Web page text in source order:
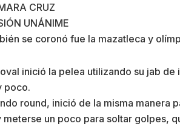
CRUZ
UNÁNIME
se coronó fue la mazatleca y
inició la pelea utilizando su jab
poco.
round, inició de la misma manera
meterse un poco para soltar golpes,